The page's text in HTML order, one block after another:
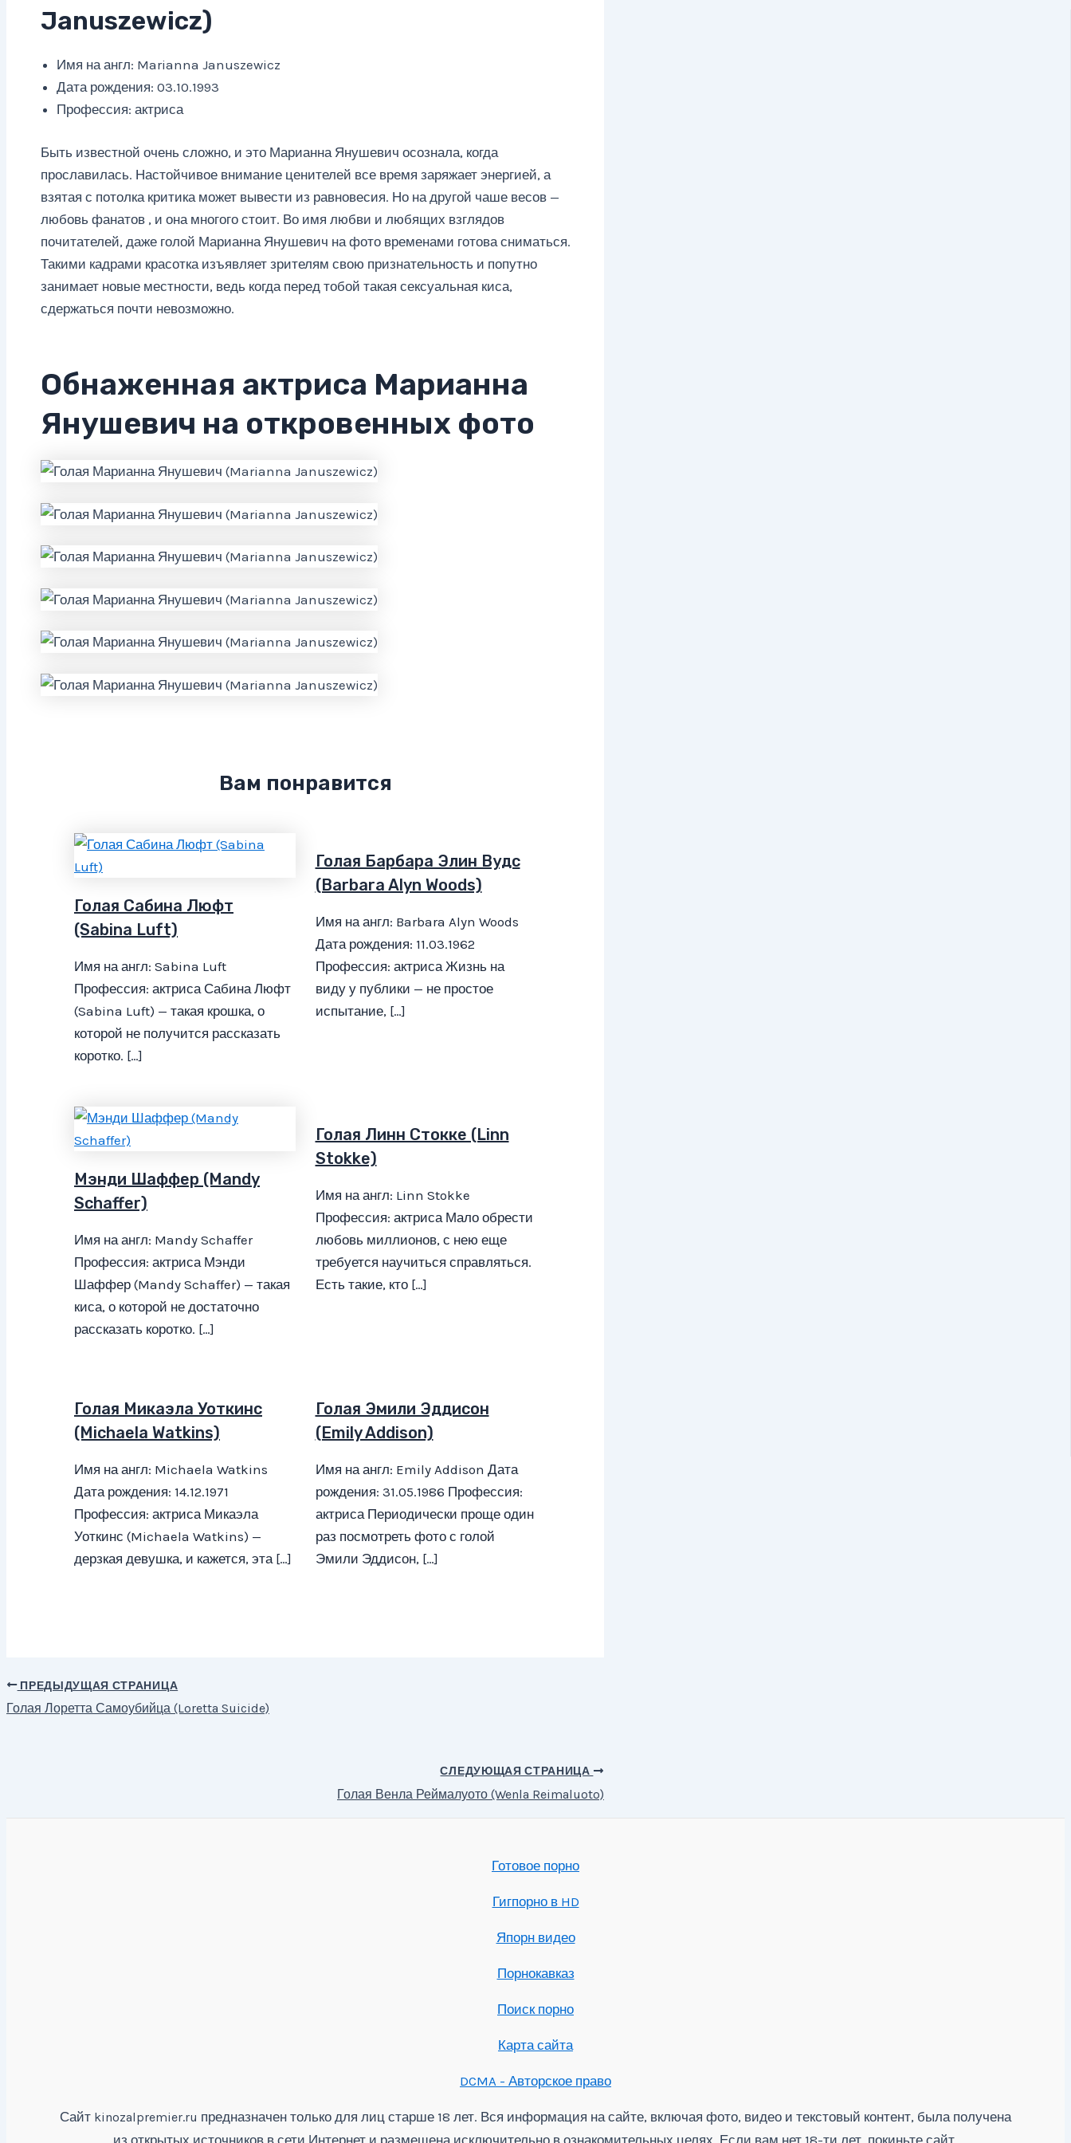
Januszewicz)
Имя на англ: Marianna Januszewicz
Дата рождения: 03.10.1993
Профессия: актриса
Быть известной очень сложно, и это Марианна Янушевич осознала, когда
прославилась. Настойчивое внимание ценителей все время заряжает энергией, а
взятая с потолка критика может вывести из равновесия. Но на другой чаше весов —
любовь фанатов , и она многого стоит. Во имя любви и любящих взглядов
почитателей, даже голой Марианна Янушевич на фото временами готова сниматься.
Такими кадрами красотка изъявляет зрителям свою признательность и попутно
занимает новые местности, ведь когда перед тобой такая сексуальная киса,
сдержаться почти невозможно.
Обнаженная актриса Марианна
Янушевич на откровенных фото
Вам понравится
Голая Сабина Люфт
(Sabina Luft)
Имя на англ: Sabina Luft
Профессия: актриса Сабина Люфт
(Sabina Luft) — такая крошка, о
которой не получится рассказать
коротко. […]
Голая Барбара Элин Вудс
(Barbara Alyn Woods)
Имя на англ: Barbara Alyn Woods
Дата рождения: 11.03.1962
Профессия: актриса Жизнь на
виду у публики — не простое
испытание, […]
Мэнди Шаффер (Mandy
Schaffer)
Имя на англ: Mandy Schaffer
Профессия: актриса Мэнди
Шаффер (Mandy Schaffer) — такая
киса, о которой не достаточно
рассказать коротко. […]
Голая Линн Стокке (Linn
Stokke)
Имя на англ: Linn Stokke
Профессия: актриса Мало обрести
любовь миллионов, с нею еще
требуется научиться справляться.
Есть такие, кто […]
Голая Микаэла Уоткинс
(Michaela Watkins)
Имя на англ: Michaela Watkins
Дата рождения: 14.12.1971
Профессия: актриса Микаэла
Уоткинс (Michaela Watkins) —
дерзкая девушка, и кажется, эта […]
Голая Эмили Эддисон
(Emily Addison)
Имя на англ: Emily Addison Дата
рождения: 31.05.1986 Профессия:
актриса Периодически проще один
раз посмотреть фото с голой
Эмили Эддисон, […]
Навигация
по
ПРЕДЫДУЩАЯ СТРАНИЦА
Голая Лоретта Самоубийца (Loretta Suicide)
СЛЕДУЮЩАЯ СТРАНИЦА
Голая Венла Реймалуото (Wenla Reimaluoto)
Готовое порно
Гигпорно в HD
Япорн видео
Порнокавказ
Поиск порно
Карта сайта
DCMA - Авторское право
Сайт kinozalpremier.ru предназначен только для лиц старше 18 лет. Вся информация на сайте, включая фото, видео и текстовый контент, была получена
из открытых источников в сети Интернет и размещена исключительно в ознакомительных целях. Если вам нет 18-ти лет, покиньте сайт.